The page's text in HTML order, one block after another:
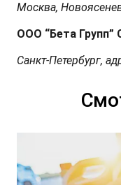
Москва,
ООО “Бета Групп”
Санкт-Петербург,